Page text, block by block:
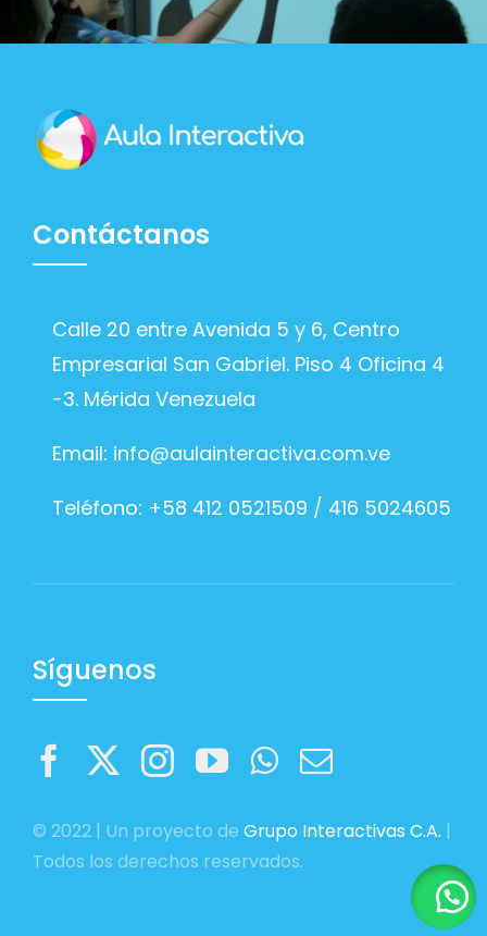
Contáctanos
Calle 20 entre Avenida 5 y 6, Centro
Empresarial San Gabriel. Piso 4 Oficina 4
-3. Mérida Venezuela
Email: info@aulainteractiva.com.ve
Teléfono: +58 412 0521509 / 416 5024605
Síguenos
© 2022 | Un proyecto de Grupo Interactivas C.A. |
Todos los derechos reservados.